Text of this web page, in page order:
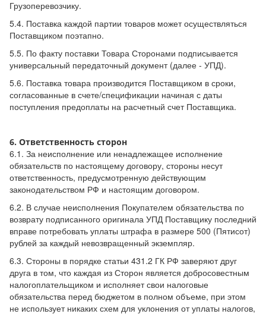
Грузоперевозчику.
5.4. Поставка каждой партии товаров может осуществляться
Поставщиком поэтапно.
5.5. По факту поставки Товара Сторонами подписывается
универсальный передаточный документ (далее - УПД).
5.6. Поставка товара производится Поставщиком в сроки,
согласованные в счете/спецификации начиная с даты
поступления предоплаты на расчетный счет Поставщика.
6. Ответственность сторон
6.1. За неисполнение или ненадлежащее исполнение
обязательств по настоящему договору, стороны несут
ответственность, предусмотренную действующим
законодательством РФ и настоящим договором.
6.2. В случае неисполнения Покупателем обязательства по
возврату подписанного оригинала УПД Поставщику последний
вправе потребовать уплаты штрафа в размере 500 (Пятисот)
рублей за каждый невозвращенный экземпляр.
6.3. Стороны в порядке статьи 431.2 ГК РФ заверяют друг
друга в том, что каждая из Сторон является добросовестным
налогоплательщиком и исполняет свои налоговые
обязательства перед бюджетом в полном объеме, при этом
не использует никаких схем для уклонения от уплаты налогов,